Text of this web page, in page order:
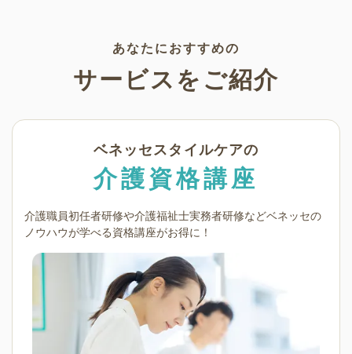
あなたにおすすめの
サービスをご紹介
ベネッセスタイルケアの
介護資格講座
介護職員初任者研修や介護福祉士実務者研修などベネッセの
ノウハウが学べる資格講座がお得に！